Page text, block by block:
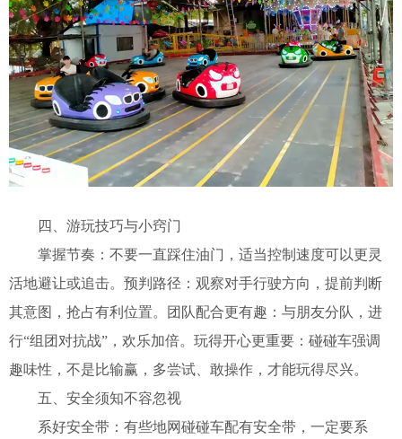
四、游玩技巧与小窍门
掌握节奏：不要一直踩住油门，适当控制速度可以更灵
活地避让或追击。 预判路径：观察对手行驶方向，提前判断
其意图，抢占有利位置。
团队配合更有趣：与朋友分队，进
行“组团对抗战”，欢乐加倍。 玩得开心更重要：碰碰车强调
趣味性，不是比输赢，多尝试、敢操作，才能玩得尽兴。
五、安全须知不容忽视
系好安全带：有些地网碰碰车配有安全带，一定要系